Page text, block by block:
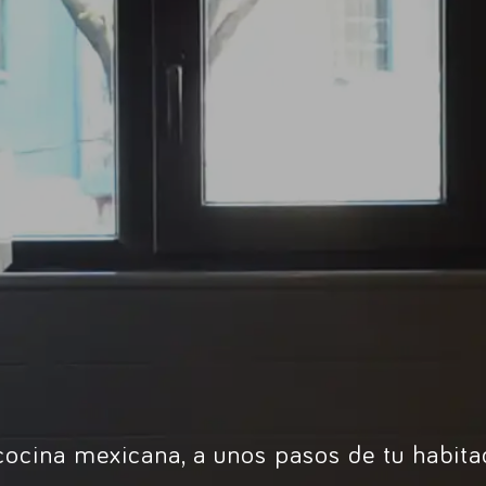
mexicana, a unos pasos de tu